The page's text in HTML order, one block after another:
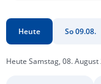
Heute So 09.08.
Heute Samstag, 08. August